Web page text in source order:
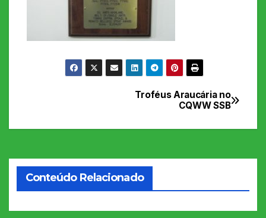
de
Troféus Araucária no
CQWW SSB
Conteúdo Relacionado